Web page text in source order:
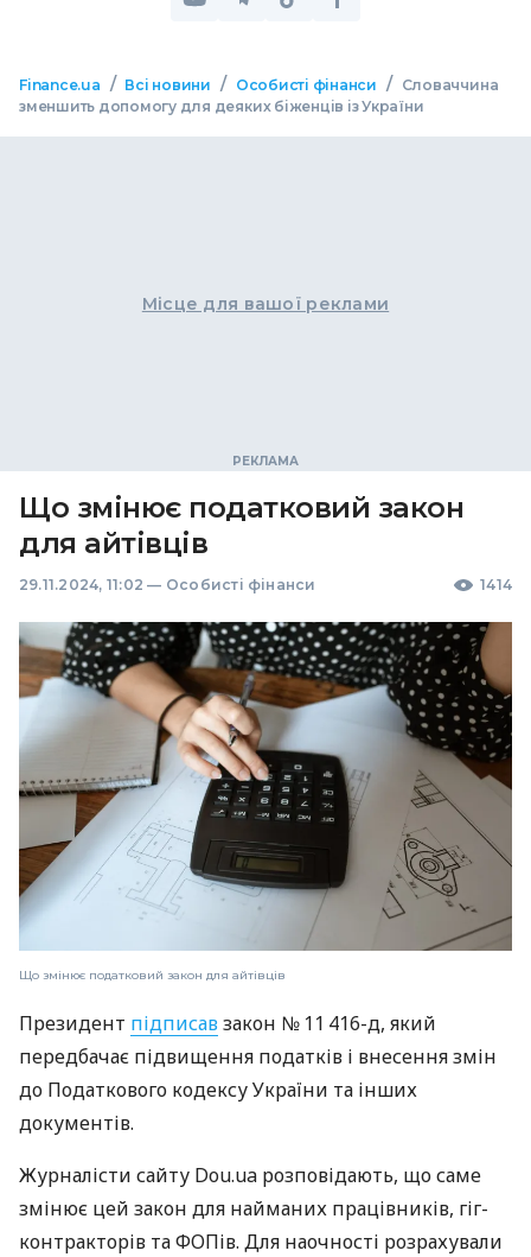
Finance.ua / Всі новини / Особисті фінанси /
Словаччина
зменшить допомогу для деяких біженців із України
Місце для вашої реклами
Що змінює податковий закон
для айтівців
29.11.2024, 11:02 — Особисті фінанси 1414
Що змінює податковий закон для айтівців
Президент підписавзакон № 11 416-д, який
передбачає підвищення податків і внесення змін
до Податкового кодексу України та інших
документів.
Журналісти сайту Dou.ua розповідають, що саме
змінює цей закон для найманих працівників, гіг-
контракторів та ФОПів. Для наочності розрахували